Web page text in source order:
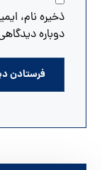
ذخیره نام،
دوباره